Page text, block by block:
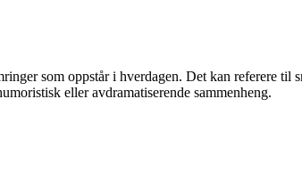
som oppstår i hverdagen. Det kan referere
eller avdramatiserende sammenheng.